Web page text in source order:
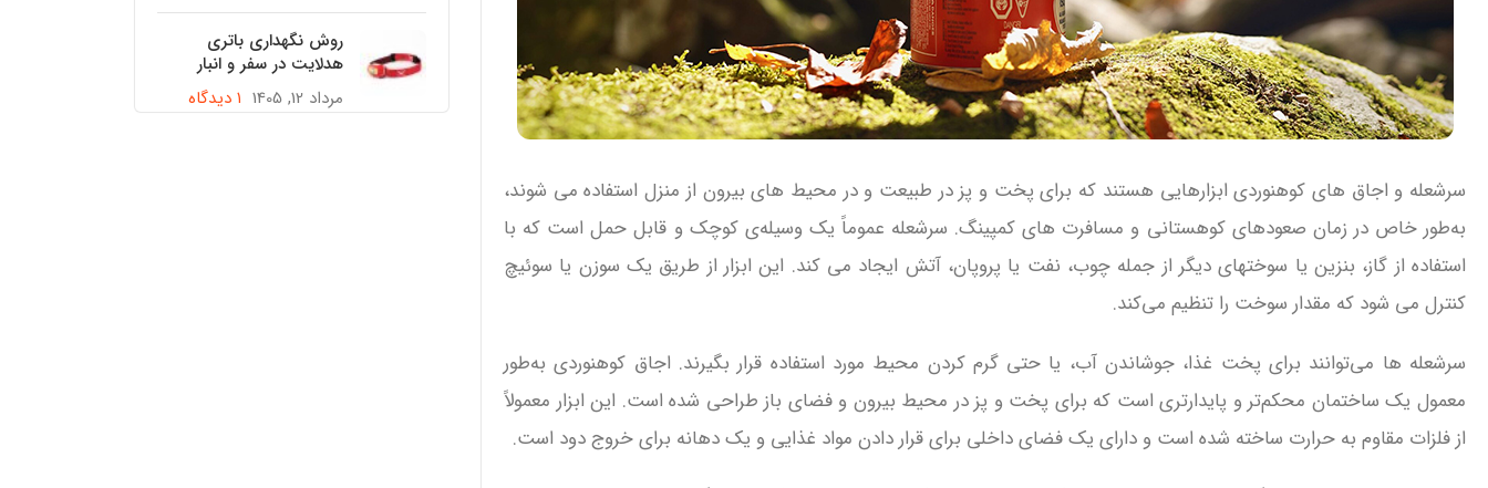
سرشعله و اجاق های کوهنوردی ابزارهایی هستند که برای پخت و پز در طبیعت و در محیط‌ های بیرون از منزل استفاده می‌ شوند،
به‌طور خاص در زمان صعودهای کوهستانی و مسافرت‌ های کمپینگ. سرشعله عموماً یک وسیله‌ی کوچک و قابل حمل است که با
استفاده از گاز، بنزین یا سوختهای دیگر از جمله چوب، نفت یا پروپان، آتش ایجاد می‌ کند. این ابزار از طریق یک سوزن یا سوئیچ
کنترل می‌ شود که مقدار سوخت را تنظیم می‌کند.
سرشعله‌ ها می‌توانند برای پخت غذا، جوشاندن آب، یا حتی گرم کردن محیط مورد استفاده قرار بگیرند. اجاق کوهنوردی به‌طور
معمول یک ساختمان محکم‌تر و پایدارتری است که برای پخت و پز در محیط بیرون و فضای باز طراحی شده است. این ابزار معمولاً
از فلزات مقاوم به حرارت ساخته شده است و دارای یک فضای داخلی برای قرار دادن مواد غذایی و یک دهانه برای خروج دود است.
روش نگهداری باتری
هدلایت در سفر و انبار
مرداد 12, 1405
۱ دیدگاه